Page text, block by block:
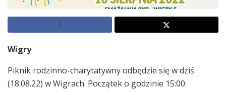
Wigry
Piknik rodzinno-charytatywny odbędzie się w dziś
(18.08.22) w Wigrach. Początek o godzinie 15:00.